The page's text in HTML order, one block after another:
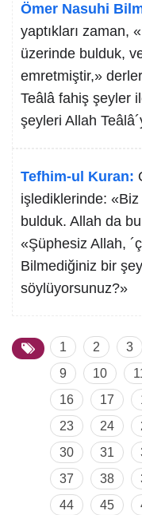
Ömer Nasuhi
yaptıkları zaman,
üzerinde bulduk,
emretmiştir,»
Teâlâ fahiş şeyler
şeyleri Allah
Tefhim-ul Kuran:
işlediklerinde: «Biz
bulduk. Allah da
«Şüphesiz Allah,
Bilmediğiniz bir
söylüyorsunuz?»
1 2 3
9
10
16
17
23
24
30
31
37
38
44
45